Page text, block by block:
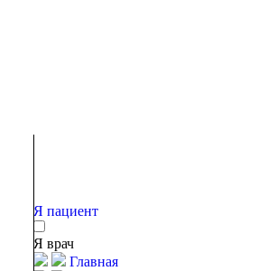
Я пациент
Я врач
Главная